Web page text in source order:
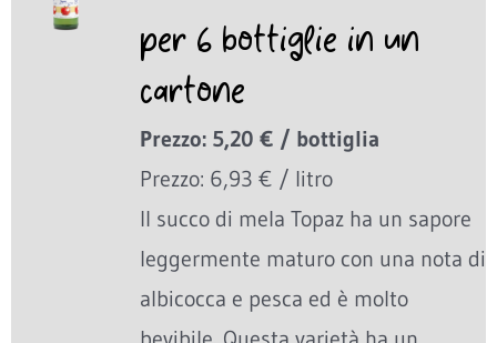
per 6 bottiglie in un
cartone
Prezzo: 5,20 € / bottiglia
Prezzo: 6,93 € / litro
Il succo di mela Topaz ha un sapore
leggermente maturo con una nota di
albicocca e pesca ed è molto